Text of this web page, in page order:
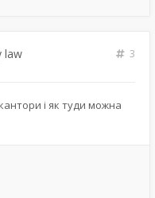
law
3
і як туди можна